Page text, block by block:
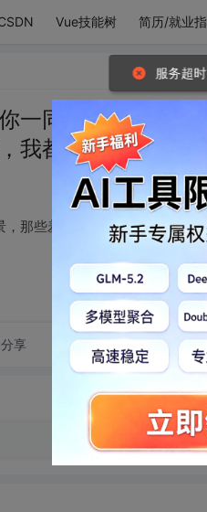
Vue技能树 简历/就业
一同看的所有风景
我都爱。
那些羞涩的，心动的，所有提
分享 转发到动态 举
服务超